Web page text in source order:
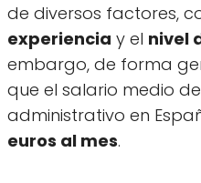
de diversos factores,
experiencia y el nivel
embargo, de forma
que el salario medio
administrativo en
euros al mes.